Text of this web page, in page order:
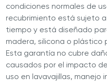
condiciones normales de
recubrimiento está sujeto
tiempo y está diseñado
madera, silicona o plástico
Esta garantía no cubre
causados por el impacto
uso en lavavajillas, manejo